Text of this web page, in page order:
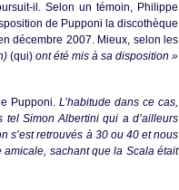
il. Selon un témoin, Philippe
de Pupponi la discothèque
décembre 2007. Mieux, selon les
(qui)ont été mis à sa disposition »
Pupponi. L’habitude dans ce cas,
Simon Albertini qui a d’ailleurs
s’est retrouvés à 30 ou 40 et nous
sachant que la Scala était